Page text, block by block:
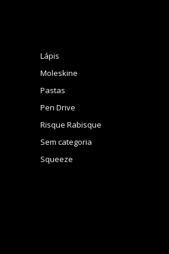
Lápis
Moleskine
Pastas
Pen Drive
Risque Rabisque
Sem categoria
Squeeze